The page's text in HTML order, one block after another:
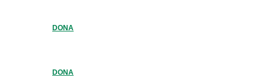
DONA
DONA